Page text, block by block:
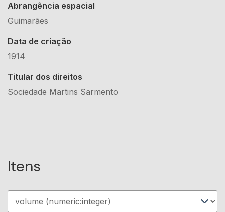
Abrangência espacial
Guimarães
Data de criação
1914
Titular dos direitos
Sociedade Martins Sarmento
Itens